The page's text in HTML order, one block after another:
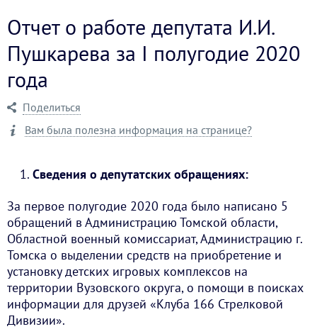
Отчет о работе депутата И.И.
Пушкарева за I полугодие 2020
года
Поделиться
Вам была полезна информация на странице?
Сведения о депутатских обращениях:
За первое полугодие 2020 года было написано 5
обращений в Администрацию Томской области,
Областной военный комиссариат, Администрацию г.
Томска о выделении средств на приобретение и
установку детских игровых комплексов на
территории Вузовского округа, о помощи в поисках
информации для друзей «Клуба 166 Стрелковой
Дивизии».